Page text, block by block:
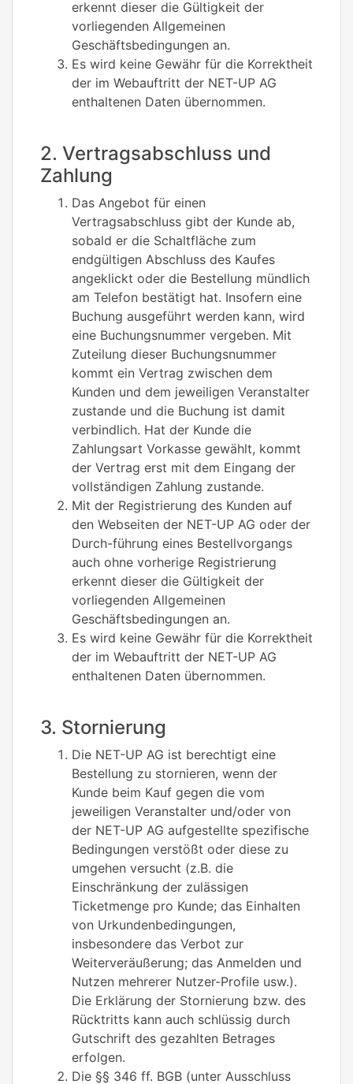
erkennt dieser die Gültigkeit der
vorliegenden Allgemeinen
Geschäftsbedingungen an.
Es wird keine Gewähr für die Korrektheit
der im Webauftritt der NET-UP AG
enthaltenen Daten übernommen.
2. Vertragsabschluss und
Zahlung
Das Angebot für einen
Vertragsabschluss gibt der Kunde ab,
sobald er die Schaltfläche zum
endgültigen Abschluss des Kaufes
angeklickt oder die Bestellung mündlich
am Telefon bestätigt hat. Insofern eine
Buchung ausgeführt werden kann, wird
eine Buchungsnummer vergeben. Mit
Zuteilung dieser Buchungsnummer
kommt ein Vertrag zwischen dem
Kunden und dem jeweiligen Veranstalter
zustande und die Buchung ist damit
verbindlich. Hat der Kunde die
Zahlungsart Vorkasse gewählt, kommt
der Vertrag erst mit dem Eingang der
vollständigen Zahlung zustande.
Mit der Registrierung des Kunden auf
den Webseiten der NET-UP AG oder der
Durch-führung eines Bestellvorgangs
auch ohne vorherige Registrierung
erkennt dieser die Gültigkeit der
vorliegenden Allgemeinen
Geschäftsbedingungen an.
Es wird keine Gewähr für die Korrektheit
der im Webauftritt der NET-UP AG
enthaltenen Daten übernommen.
3. Stornierung
Die NET-UP AG ist berechtigt eine
Bestellung zu stornieren, wenn der
Kunde beim Kauf gegen die vom
jeweiligen Veranstalter und/oder von
der NET-UP AG aufgestellte spezifische
Bedingungen verstößt oder diese zu
umgehen versucht (z.B. die
Einschränkung der zulässigen
Ticketmenge pro Kunde; das Einhalten
von Urkundenbedingungen,
insbesondere das Verbot zur
Weiterveräußerung; das Anmelden und
Nutzen mehrerer Nutzer-Profile usw.).
Die Erklärung der Stornierung bzw. des
Rücktritts kann auch schlüssig durch
Gutschrift des gezahlten Betrages
erfolgen.
Die §§ 346 ff. BGB (unter Ausschluss